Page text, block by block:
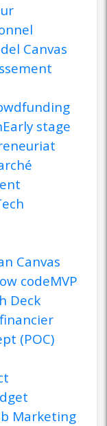
Canvas
Early stage
Canvas
codeMVP
Deck
(POC)
Marketing